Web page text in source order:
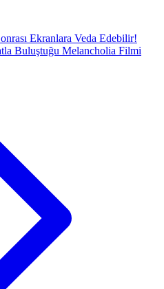
Ekranlara Veda Edebilir!
Buluştuğu Melancholia Filmi